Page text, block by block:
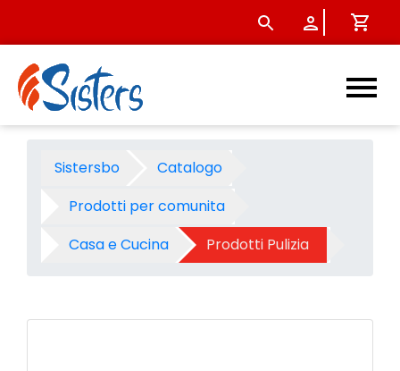
Detergente bagno
Sistersbo
Catalogo
Prodotti per comunita
Casa e Cucina
Prodotti Pulizia